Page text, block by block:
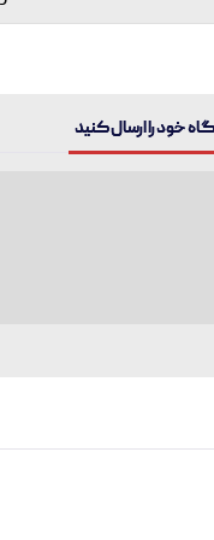
خود را ارسال کنید